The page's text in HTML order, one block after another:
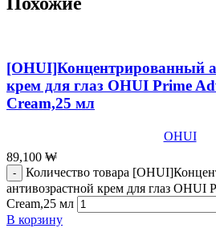
[OHUI]Концентрированный
крем для глаз OHUI Prime
Cream,25 мл
OHUI
89,100 ₩
Количество товара
антивозрастной крем для глаз OHUI
Cream,25 мл
В корзину